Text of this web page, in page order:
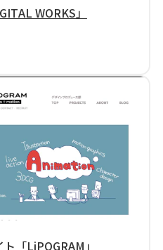
WORKS」
「LiPOGRAM」